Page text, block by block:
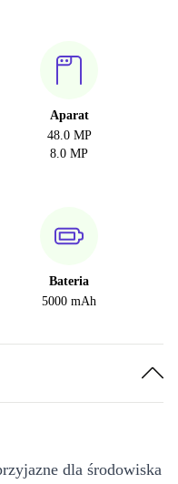
Aparat
48.0 MP
8.0 MP
Bateria
5000 mAh
dla środowiska